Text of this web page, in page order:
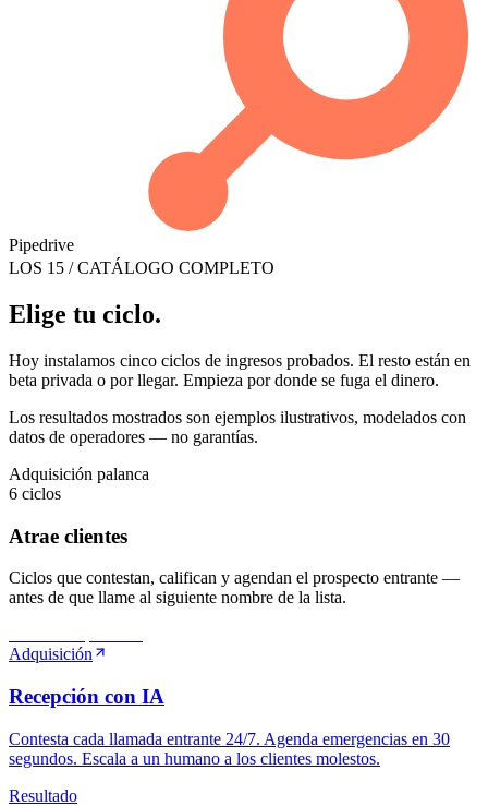
Pipedrive
LOS 15 / CATÁLOGO COMPLETO
Elige tu ciclo.
Hoy instalamos cinco ciclos de ingresos probados. El resto están en
beta privada o por llegar. Empieza por donde se fuga el dinero.
Los resultados mostrados son ejemplos ilustrativos, modelados con
datos de operadores — no garantías.
Adquisición palanca
6 ciclos
Atrae clientes
Ciclos que contestan, califican y agendan el prospecto entrante —
antes de que llame al siguiente nombre de la lista.
Adquisición
Recepción con IA
Contesta cada llamada entrante 24/7. Agenda emergencias en 30
segundos. Escala a un humano a los clientes molestos.
Resultado